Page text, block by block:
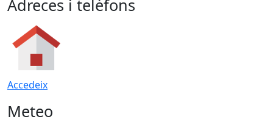
Adreces i telèfons
Accedeix
Meteo